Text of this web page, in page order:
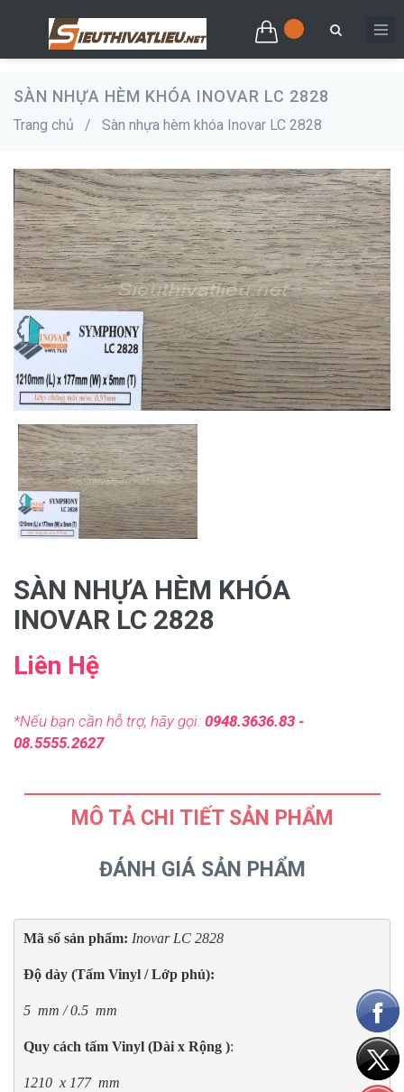
SÀN NHỰA HÈM KHÓA INOVAR LC 2828
Trang chủ / Sàn nhựa hèm khóa Inovar LC 2828
SÀN NHỰA HÈM KHÓA
INOVAR LC 2828
Liên Hệ
*Nếu bạn cần hỗ trợ, hãy gọi: 0948.3636.83 -
08.5555.2627
MÔ TẢ CHI TIẾT SẢN PHẨM
ĐÁNH GIÁ SẢN PHẨM
Mã số sản phẩm: Inovar LC 2828
Độ dày (Tấm Vinyl / Lớp phủ):
5  mm / 0.5  mm
Quy cách tấm Vinyl (Dài x Rộng ):
1210  x 177  mm